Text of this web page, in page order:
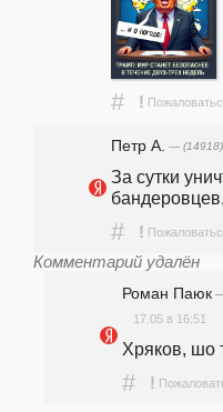
# !
Петр А. — (14918)
За сутки
# !
Комментарий удалён
Роман Паюк
17.05 в 16:51
Хряков, шо
# !